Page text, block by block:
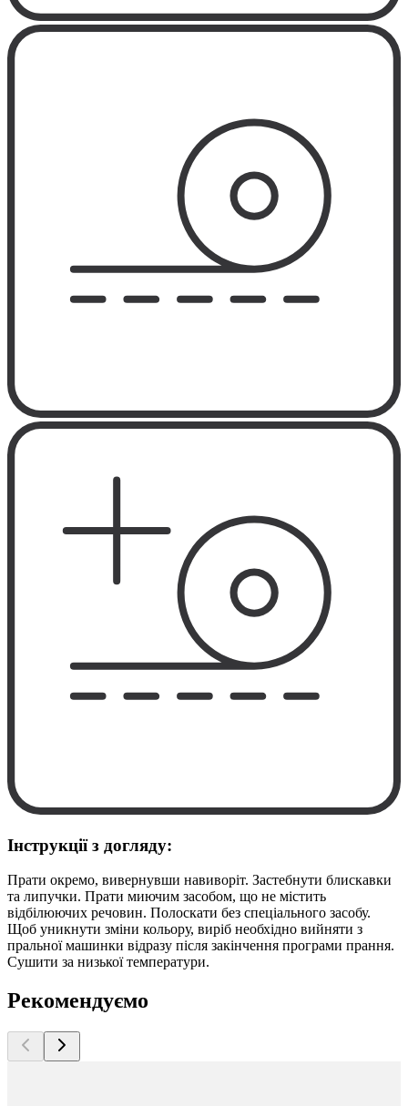
Інструкції з догляду:
Прати окремо, вивернувши навиворіт. Застебнути блискавки
та липучки. Прати миючим засобом, що не містить
відбілюючих речовин. Полоскати без спеціального засобу.
Щоб уникнути зміни кольору, виріб необхідно вийняти з
пральної машинки відразу після закінчення програми прання.
Сушити за низької температури.
Рекомендуємо